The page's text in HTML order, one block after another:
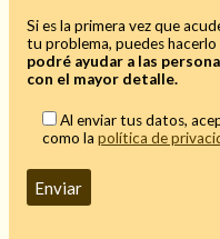
Si es la primera vez que
tu problema, puedes
podré ayudar a las
con el mayor detalle.
Al enviar tus datos,
como la política de